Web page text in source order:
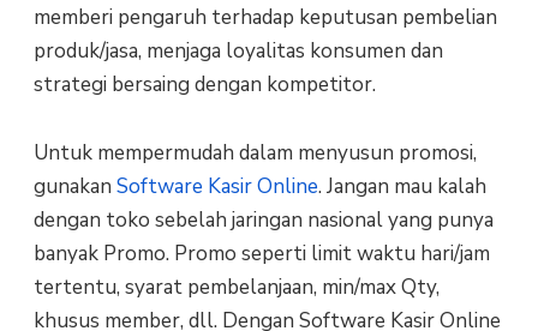
memberi pengaruh terhadap keputusan pembelian
produk/jasa, menjaga loyalitas konsumen dan
strategi bersaing dengan kompetitor.
Untuk mempermudah dalam menyusun promosi,
gunakan Software Kasir Online. Jangan mau kalah
dengan toko sebelah jaringan nasional yang punya
banyak Promo. Promo seperti limit waktu hari/jam
tertentu, syarat pembelanjaan, min/max Qty,
khusus member, dll. Dengan Software Kasir Online